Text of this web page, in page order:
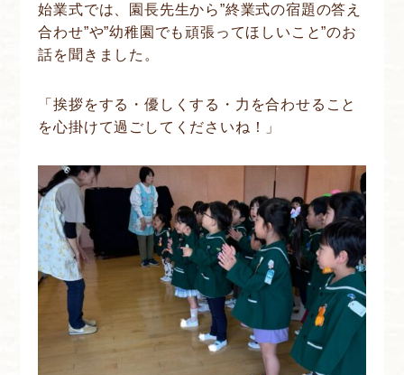
始業式では、園長先生から”終業式の宿題の答え
合わせ”や”幼稚園でも頑張ってほしいこと”のお
話を聞きました。
「挨拶をする・優しくする・力を合わせること
を心掛けて過ごしてくださいね！」